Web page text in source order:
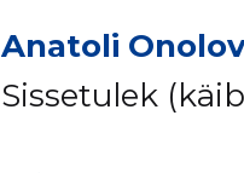
Anatoli
Sissetulek